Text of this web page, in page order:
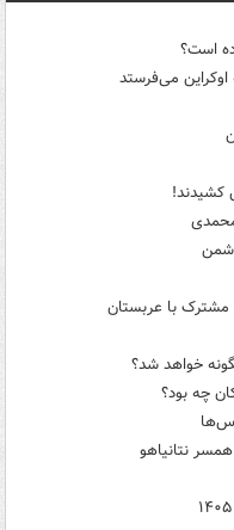
است؟
می‌فرستد
کشیدند!
مشترک با عربستان
خواهد شد؟
چه بود؟
نتانیاهو